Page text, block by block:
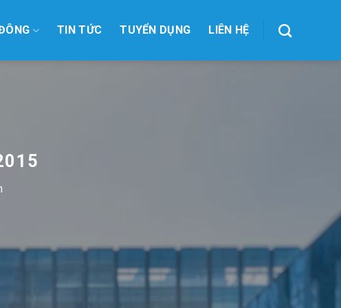
TIN TỨC TUYỂN DỤNG LIÊN HỆ